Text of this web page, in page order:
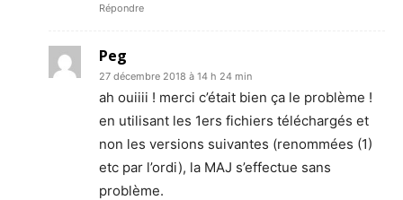
Répondre
Peg
27 décembre 2018 à 14 h 24 min
ah ouiiii ! merci c’était bien ça le problème !
en utilisant les 1ers fichiers téléchargés et
non les versions suivantes (renommées (1)
etc par l’ordi), la MAJ s’effectue sans
problème.